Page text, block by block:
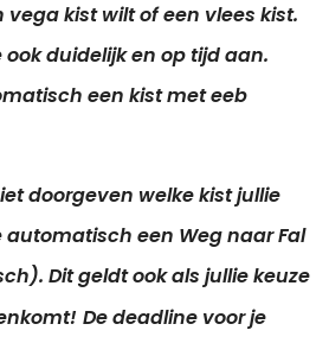
kist wilt of een vlees kist.
ook duidelijk en op tijd aan.
een kist met eeb
doorgeven welke kist jullie
automatisch een Weg naar Fal
. Dit geldt ook als jullie keuze
De deadline voor je